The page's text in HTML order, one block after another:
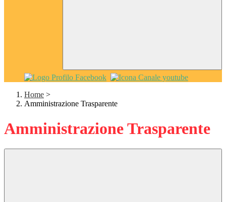
Home >
Amministrazione Trasparente
Amministrazione Trasparente